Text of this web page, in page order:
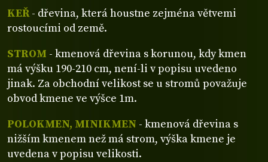
KEŘ- dřevina, která houstne zejména větvemi
rostoucími od země.
STROM - kmenová dřevina s korunou, kdy kmen
má výšku 190-210 cm, není-li v popisu uvedeno
jinak. Za obchodní velikost se u stromů považuje
obvod kmene ve výšce 1m.
POLOKMEN, MINIKMEN - kmenová dřevina s
nižším kmenem než má strom, výška kmene je
uvedena v popisu velikosti.